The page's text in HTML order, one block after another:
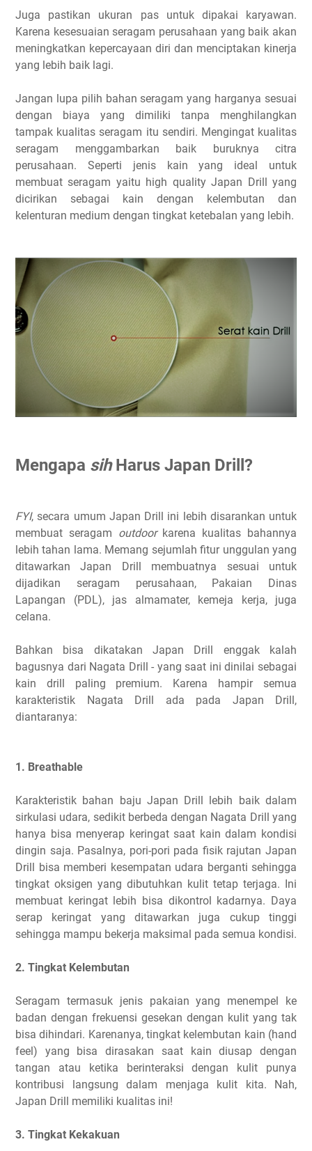
Juga pastikan ukuran pas untuk dipakai karyawan.
Karena kesesuaian seragam perusahaan yang baik akan
meningkatkan kepercayaan diri dan menciptakan kinerja
yang lebih baik lagi.
Jangan lupa pilih bahan seragam yang harganya sesuai
dengan biaya yang dimiliki tanpa menghilangkan
tampak kualitas seragam itu sendiri. Mengingat kualitas
seragam menggambarkan baik buruknya citra
perusahaan. Seperti jenis kain yang ideal untuk
membuat seragam yaitu high quality Japan Drill yang
dicirikan sebagai kain dengan kelembutan dan
kelenturan medium dengan tingkat ketebalan yang lebih.
Mengapa sihHarus Japan Drill?
FYI, secara umum Japan Drill ini lebih disarankan untuk
membuat seragam outdoor karena kualitas bahannya
lebih tahan lama. Memang sejumlah fitur unggulan yang
ditawarkan Japan Drill membuatnya sesuai untuk
dijadikan seragam perusahaan, Pakaian Dinas
Lapangan (PDL), jas almamater, kemeja kerja, juga
celana.
Bahkan bisa dikatakan Japan Drill enggak kalah
bagusnya dari Nagata Drill - yang saat ini dinilai sebagai
kain drill paling premium. Karena hampir semua
karakteristik Nagata Drill ada pada Japan Drill,
diantaranya:
1. Breathable
Karakteristik bahan baju Japan Drill lebih baik dalam
sirkulasi udara, sedikit berbeda dengan Nagata Drill yang
hanya bisa menyerap keringat saat kain dalam kondisi
dingin saja. Pasalnya, pori-pori pada fisik rajutan Japan
Drill bisa memberi kesempatan udara berganti sehingga
tingkat oksigen yang dibutuhkan kulit tetap terjaga. Ini
membuat keringat lebih bisa dikontrol kadarnya. Daya
serap keringat yang ditawarkan juga cukup tinggi
sehingga mampu bekerja maksimal pada semua kondisi.
2. Tingkat Kelembutan
Seragam termasuk jenis pakaian yang menempel ke
badan dengan frekuensi gesekan dengan kulit yang tak
bisa dihindari. Karenanya, tingkat kelembutan kain (hand
feel) yang bisa dirasakan saat kain diusap dengan
tangan atau ketika berinteraksi dengan kulit punya
kontribusi langsung dalam menjaga kulit kita. Nah,
Japan Drill memiliki kualitas ini!
3. Tingkat Kekakuan